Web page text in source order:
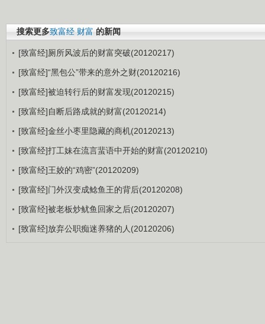
搜索更多致富经 财富 的新闻
[致富经]厕所风波后的财富突破(20120217)
[致富经]“黑包公”带来的意外之财(20120216)
[致富经]被迫转行后的财富发现(20120215)
[致富经]自断后路成就的财富(20120214)
[致富经]金丝小枣里隐藏的商机(20120213)
[致富经]打工妹在流言蜚语中开始的财富(20120210)
[致富经]王姣的“鸡密”(20120209)
[致富经]门外汉变成鲶鱼王的背后(20120208)
[致富经]被老板炒鱿鱼回家之后(20120207)
[致富经]放弃公职痴迷养猪的人(20120206)